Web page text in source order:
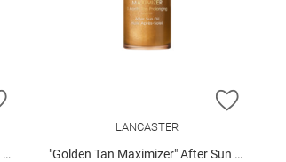
ZUR
LANCASTER
"Golden Tan Maximizer" After Sun Oil 150 ml